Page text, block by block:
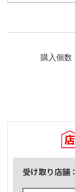
購入個数
受け取り店舗：